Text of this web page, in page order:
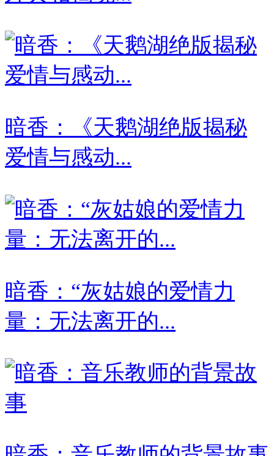
暗香：《天鹅湖绝版揭秘
爱情与感动...
暗香：“灰姑娘的爱情力
量：无法离开的...